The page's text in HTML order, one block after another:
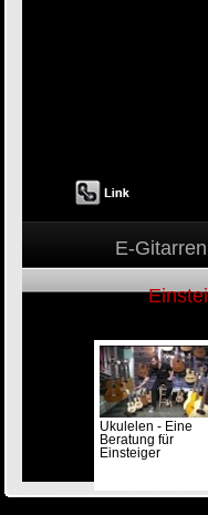
E-Gitarren
Ukulelen - Eine
Beratung für
Einsteiger